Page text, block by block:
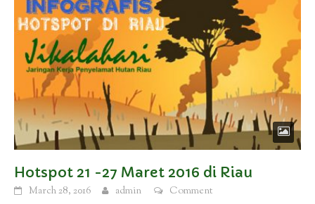
Hotspot 21 -27 Maret 2016 di Riau
March 28, 2016 admin
Comment